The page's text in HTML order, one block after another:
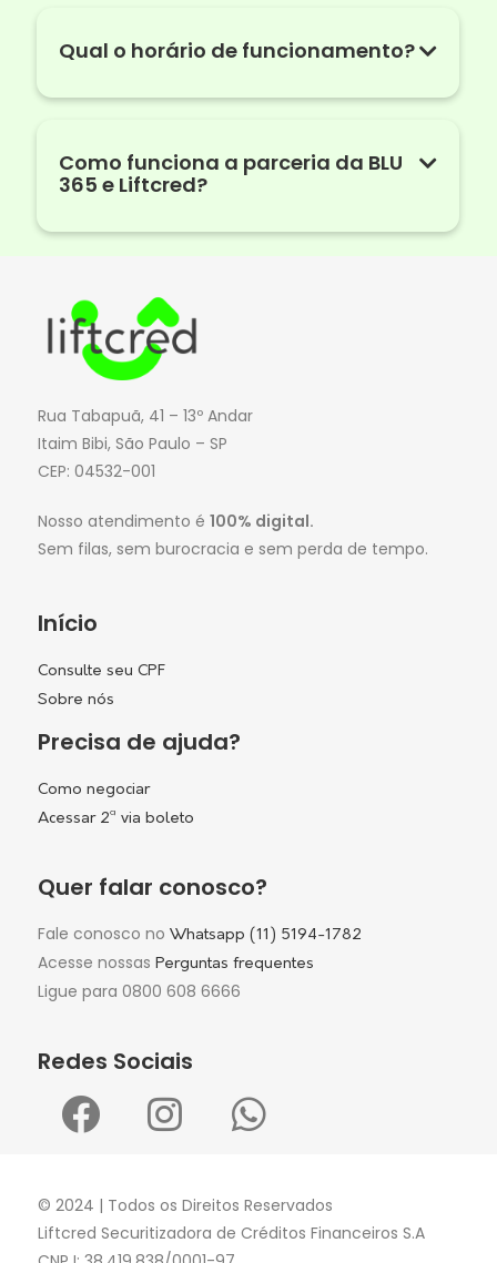
Qual o horário de funcionamento?
Como funciona a parceria da BLU
365 e Liftcred?
Rua Tabapuã, 41 – 13º Andar
Itaim Bibi, São Paulo – SP
CEP: 04532-001
Nosso atendimento é 100% digital.
Sem filas, sem burocracia e sem perda de tempo.
Início
Consulte seu CPF
Sobre nós
Precisa de ajuda?
Como negociar
Acessar 2ª via boleto
Quer falar conosco?
Fale conosco no Whatsapp (11) 5194-1782
Acesse nossas Perguntas frequentes
Ligue para 0800 608 6666
Redes Sociais
© 2024 | Todos os Direitos Reservados
Liftcred Securitizadora de Créditos Financeiros S.A